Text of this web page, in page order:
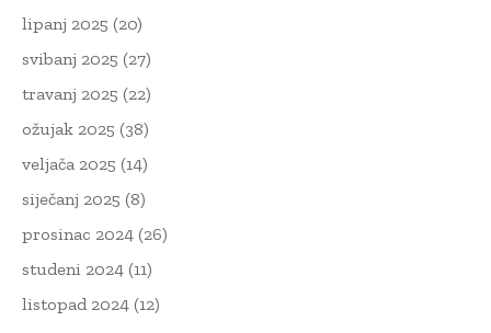
lipanj 2025 (20)
svibanj 2025 (27)
travanj 2025 (22)
ožujak 2025 (38)
veljača 2025 (14)
siječanj 2025 (8)
prosinac 2024 (26)
studeni 2024 (11)
listopad 2024 (12)